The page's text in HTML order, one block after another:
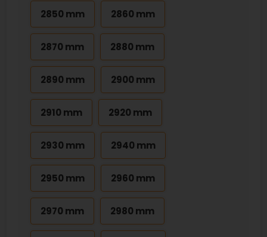
2850 mm 2860 mm
2870 mm 2880 mm
2890 mm 2900 mm
2910 mm 2920 mm
2930 mm 2940 mm
2950 mm 2960 mm
2970 mm 2980 mm